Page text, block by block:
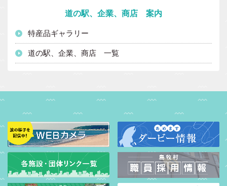
道の駅、企業、商店 案内
特産品ギャラリー
道の駅、企業、商店 一覧